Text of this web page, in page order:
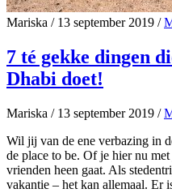
Mariska /13 september 2019 /
7 té gekke dingen
Dhabi doet!
Mariska /13 september 2019 /
Wil jij van de ene verbazing in
de place to be. Of je hier nu
vrienden heen gaat. Als
vakantie – het kan allemaal. Er